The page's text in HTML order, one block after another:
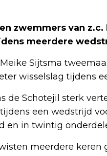
zwemmers van
meerdere
Sijtsma
wisselslag tijdens
de Schotejil sterk
een wedstrijd
en in twintig
meerdere keren